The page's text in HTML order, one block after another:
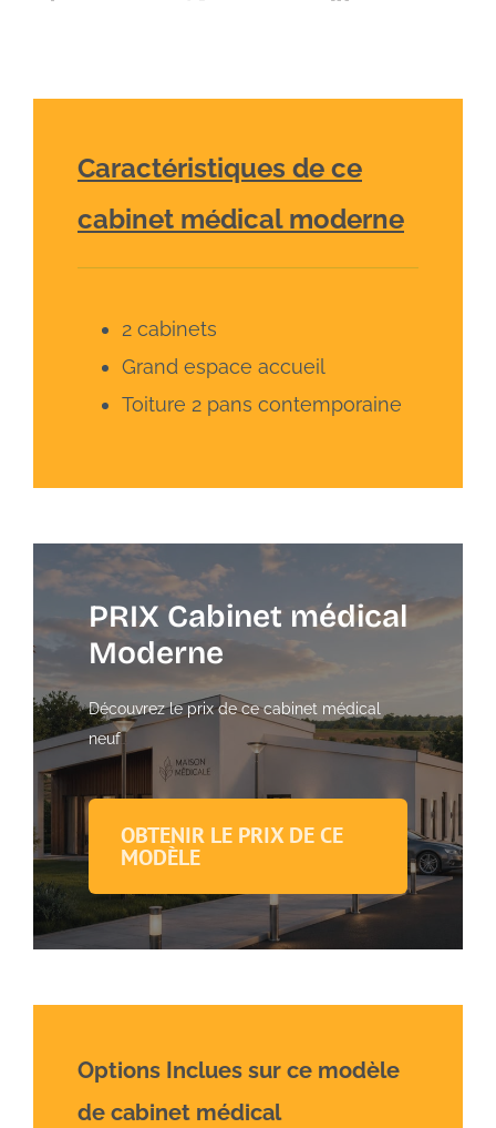
Caractéristiques de ce
cabinet médical moderne
2 cabinets
Grand espace accueil
Toiture 2 pans contemporaine
PRIX Cabinet médical
Moderne
Découvrez le prix de ce cabinet médical
neuf
OBTENIR LE PRIX DE CE
MODÈLE
Options Inclues sur ce modèle
de cabinet médical